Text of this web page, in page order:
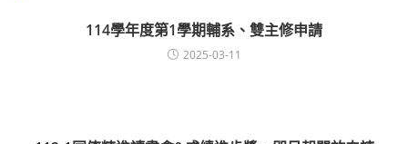
114學年度第1學期輔系、雙主修申請
2025-03-11